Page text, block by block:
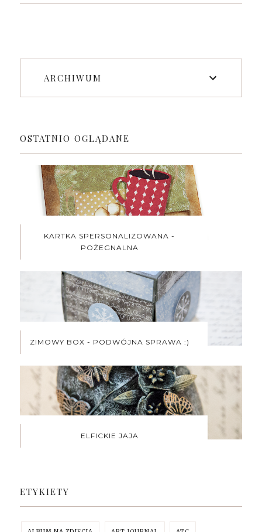
ARCHIWUM
OSTATNIO OGLĄDANE
KARTKA SPERSONALIZOWANA -
POŻEGNALNA
ZIMOWY BOX - PODWÓJNA SPRAWA :)
ELFICKIE JAJA
ETYKIETY